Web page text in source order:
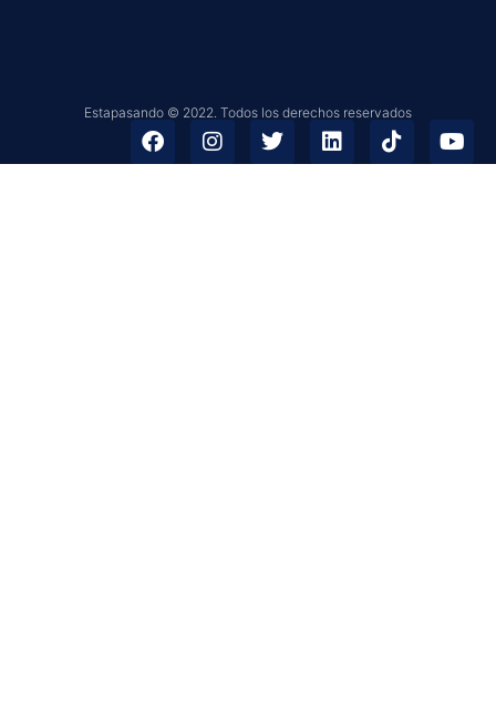
Estapasando © 2022. Todos los derechos reservados